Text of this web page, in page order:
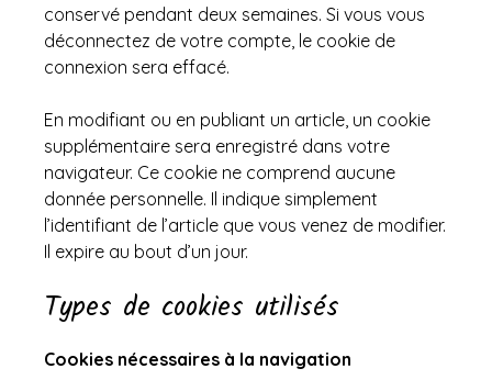
conservé pendant deux semaines. Si vous vous
déconnectez de votre compte, le cookie de
connexion sera effacé.
En modifiant ou en publiant un article, un cookie
supplémentaire sera enregistré dans votre
navigateur. Ce cookie ne comprend aucune
donnée personnelle. Il indique simplement
l’identifiant de l’article que vous venez de modifier.
Il expire au bout d’un jour.
Types de cookies utilisés
Cookies nécessaires à la navigation